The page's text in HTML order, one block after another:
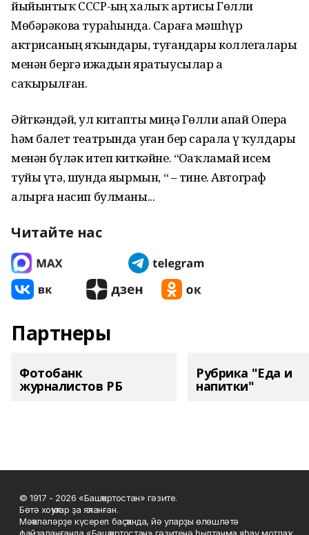
йыйынтыҡ СССР-ҙың халыҡ артисы Гөлли
Мөбәрәкова тураһында. Сараға мәшһүр
актрисаның яҡындары, туғандары коллегалары
менән бергә ижадын яратыусылар ҙа
саҡырылған.
Әйткәндәй, ул китапты миңә Гөлли апай Опера
һәм балет театрында уҙған бер сарала үҙ ҡулдары
менән бүләк итеп киткәйне. “Оҙаҡламай исем
туйы үтә, шунда яҙырмын, “ – тине. Автограф
алырға насип булманы...
Читайте нас
Партнеры
Фотобанк
журналистов РБ
Рубрика "Еда и
напитки"
© 1917 - 2026 «Башҡортостан» гәзите.
Бөтә хоҡуҡтар ҙа яҡланған.
Мәҡәләләрҙе күсереп баҫҡанда, йә уларҙы өлөшләтә